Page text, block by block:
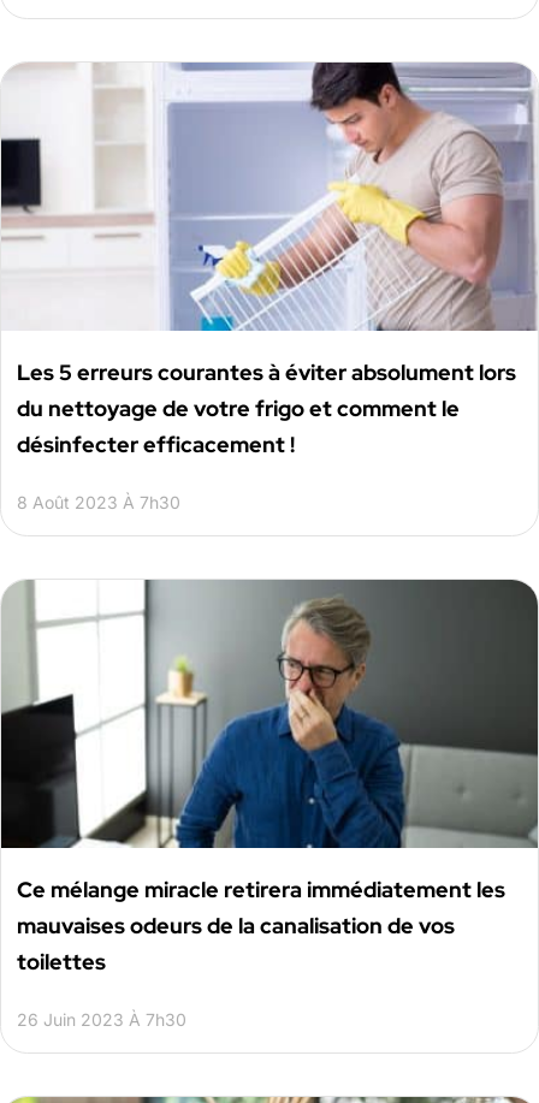
Les 5 erreurs courantes à éviter absolument lors
du nettoyage de votre frigo et comment le
désinfecter efficacement !
8 Août 2023 À 7h30
Ce mélange miracle retirera immédiatement les
mauvaises odeurs de la canalisation de vos
toilettes
26 Juin 2023 À 7h30